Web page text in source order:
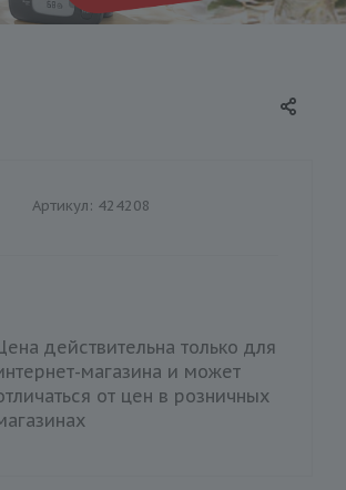
Артикул: 424208
действительна только для
магазина и может
от цен в розничных